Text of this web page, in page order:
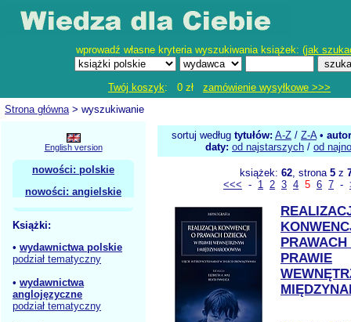
wprowadź własne kryteria wyszukiwania książek: (jak
Twój koszyk: 0 zł zamówienie wysyłkowe >>>
Strona główna> wyszukiwanie
English version
nowości: polskie
nowości: angielskie
Książki:
• wydawnictwa polskie
podział tematyczny
• wydawnictwa
anglojęzyczne
podział tematyczny
sortuj według tytułów: A-Z / Z-A•
daty: od najstarszych / od
książek: 62, strona 5z
<<< - 1 2 3 4 5 6 7 -
PRAWIE